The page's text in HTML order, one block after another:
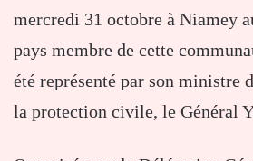
mercredi 31 octobre à Niamey
pays membre de cette
été représenté par son ministre
la protection civile, le Général